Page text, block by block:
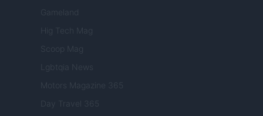
Gameland
Hig Tech Mag
Scoop Mag
Lgbtqia News
Motors Magazine 365
Day Travel 365